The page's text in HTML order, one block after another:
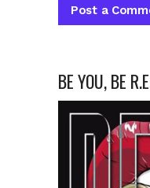
BE YOU, BE